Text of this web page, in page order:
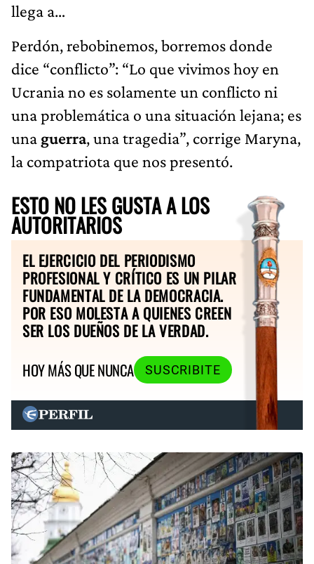
llega a…
Perdón, rebobinemos, borremos donde
dice “conflicto”: “Lo que vivimos hoy en
Ucrania no es solamente un conflicto ni
una problemática o una situación lejana; es
una guerra, una tragedia”, corrige Maryna,
la compatriota que nos presentó.
ESTO NO LES GUSTA A LOS
AUTORITARIOS
EL EJERCICIO DEL PERIODISMO
PROFESIONAL Y CRÍTICO ES UN PILAR
FUNDAMENTAL DE LA DEMOCRACIA.
POR ESO MOLESTA A QUIENES CREEN
SER LOS DUEÑOS DE LA VERDAD.
HOY MÁS QUE NUNCA
SUSCRIBITE